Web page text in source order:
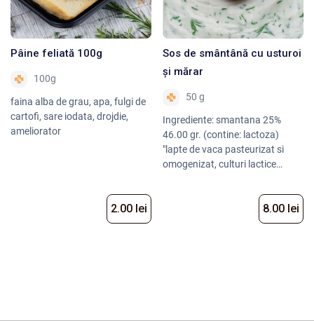
Pâine feliată 100g
100g
faina alba de grau, apa, fulgi de
cartofi, sare iodata, drojdie,
ameliorator
2.00 lei
Sos de smântână cu usturoi
și mărar
50 g
Ingrediente: smantana 25%
46.00 gr. (contine: lactoza)
"lapte de vaca pasteurizat si
omogenizat, culturi lactice
zer", usturoi, marar verde, sare
8.00 lei